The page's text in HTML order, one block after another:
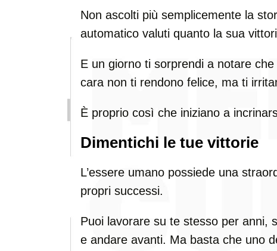
Non ascolti più semplicemente la
automatico valuti quanto la sua
E un giorno ti sorprendi a notare
cara non ti rendono felice, ma ti
È proprio così che iniziano a
Dimentichi le tue vittorie
L’essere umano possiede una
propri successi.
Puoi lavorare su te stesso per anni,
e andare avanti. Ma basta che uno